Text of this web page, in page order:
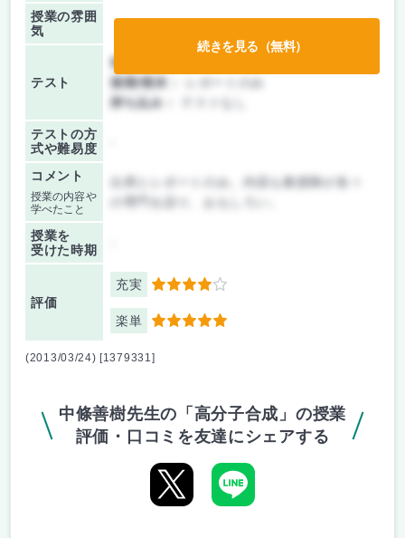
授業の雰囲
気
テスト
前期/中間：
後期/期末：
持ち込み：
テストの方
式や難易度
コメント
授業の内容や
学べたこと
授業を
受けた時期
評価
充実 4
楽単 5
続きを見る（無料）
(2013/03/24) [1379331]
中條善樹先生の「高分子合成」の授業
評価・口コミを友達にシェアする